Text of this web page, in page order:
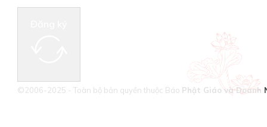
©2006-2025 - Toàn bộ bản quyền thuộc Báo Phật Giáo và Doanh